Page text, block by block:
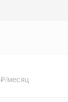
₽/месяц